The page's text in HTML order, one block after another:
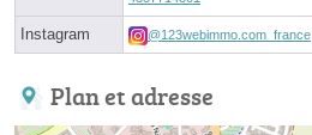
Instagram @123webimmo.com_france
Plan et adresse